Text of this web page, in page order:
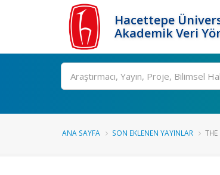
Hacettepe
Akademik Veri
Ara
ANA SAYFA SON EKLENEN YAYINLAR